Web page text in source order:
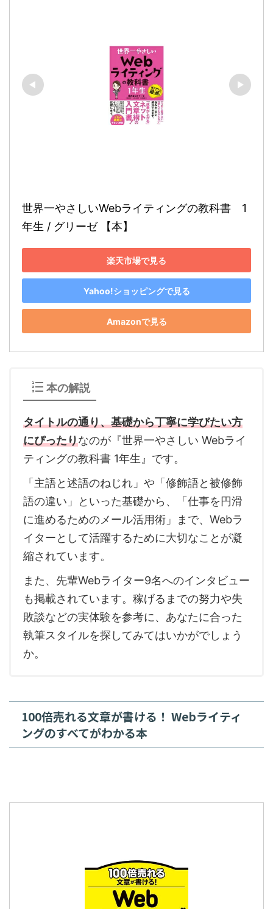
世界一やさしいWebライティングの教科書　1
年生 / グリーゼ 【本】
楽天市場で見る
Yahoo!ショッピングで見る
Amazonで見る
本の解説
タイトルの通り、基礎から丁寧に学びたい方
にぴったりなのが『世界一やさしい Webライ
ティングの教科書 1年生』です。
「主語と述語のねじれ」や「修飾語と被修飾
語の違い」といった基礎から、「仕事を円滑
に進めるためのメール活用術」まで、Webラ
イターとして活躍するために大切なことが凝
縮されています。
また、先輩Webライター9名へのインタビュー
も掲載されています。稼げるまでの努力や失
敗談などの実体験を参考に、あなたに合った
執筆スタイルを探してみてはいかがでしょう
か。
100倍売れる文章が書ける！ Webライティ
ングのすべてがわかる本